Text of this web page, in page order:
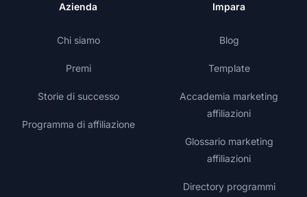
Azienda
Chi siamo
Premi
Storie di successo
Programma di affiliazione
Impara
Blog
Template
Accademia marketing
affiliazioni
Glossario marketing
affiliazioni
Directory programmi